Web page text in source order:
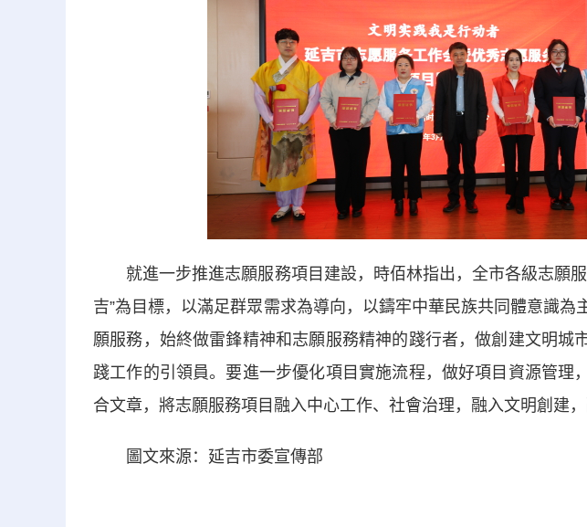
就進一步推進志願服務項目建設，時佰林指出，全市各級志願服
吉”為目標，以滿足群眾需求為導向，以鑄牢中華民族共同體意識為
願服務，始終做雷鋒精神和志願服務精神的踐行者，做創建文明城
踐工作的引領員。要進一步優化項目實施流程，做好項目資源管理
合文章，將志願服務項目融入中心工作、社會治理，融入文明創建
圖文來源：延吉市委宣傳部